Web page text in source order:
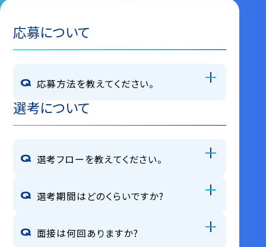
応募について
応募方法を教えてください。
選考について
選考フローを教えてください。
選考期間はどのくらいですか?
面接は何回ありますか?